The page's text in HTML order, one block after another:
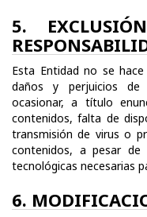
5.
Esta Entidad no se
daños y perjuicios de
ocasionar, a título
contenidos, falta de
transmisión de virus o
contenidos, a pesar de
tecnológicas necesarias
6.